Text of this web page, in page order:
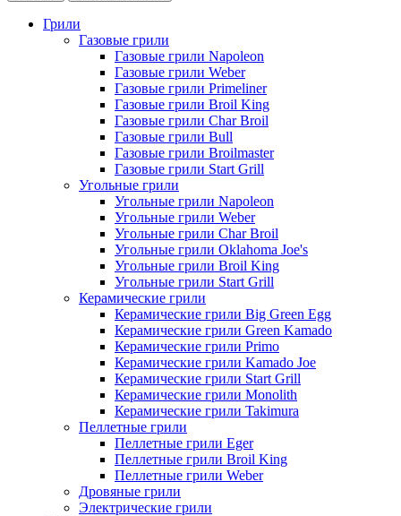
Грили
Газовые грили
Газовые грили Napoleon
Газовые грили Weber
Газовые грили Primeliner
Газовые грили Broil King
Газовые грили Char Broil
Газовые грили Bull
Газовые грили Broilmaster
Газовые грили Start Grill
Угольные грили
Угольные грили Napoleon
Угольные грили Weber
Угольные грили Char Broil
Угольные грили Oklahoma Joe's
Угольные грили Broil King
Угольные грили Start Grill
Керамические грили
Керамические грили Big Green Egg
Керамические грили Green Kamado
Керамические грили Primo
Керамические грили Kamado Joe
Керамические грили Start Grill
Керамические грили Monolith
Керамические грили Takimura
Пеллетные грили
Пеллетные грили Eger
Пеллетные грили Broil King
Пеллетные грили Weber
Дровяные грили
Электрические грили